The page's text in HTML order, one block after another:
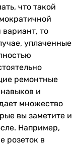
что такой
то
уплаченные
ремонтные
и
множество
вы заметите и
Например,
розеток в